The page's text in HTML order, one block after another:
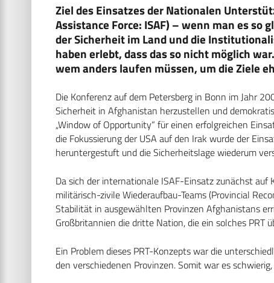
Ziel des Einsatzes der Nationalen
Assistance Force: ISAF) – wenn man es
der Sicherheit im Land und die
haben erlebt, dass das so nicht möglich
wem anders laufen müssen, um die Ziele
Die Konferenz auf dem Petersberg in Bonn im Jahr
Sicherheit in Afghanistan herzustellen und
„Window of Opportunity“ für einen erfolgreichen
die Fokussierung der USA auf den Irak wurde der
heruntergestuft und die Sicherheitslage wiederum
Da sich der internationale ISAF-Einsatz zunächst
militärisch-zivile Wiederaufbau-Teams (Provincial
Stabilität in ausgewählten Provinzen Afghanistans
Großbritannien die dritte Nation, die ein solches PRT
Ein Problem dieses PRT-Konzepts war die
den verschiedenen Provinzen. Somit war es